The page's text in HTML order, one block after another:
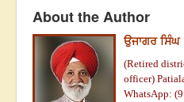
About the Author
ਉਜਾਗਰ ਸਿੰਘ
(Retired
officer)
WhatsApp: